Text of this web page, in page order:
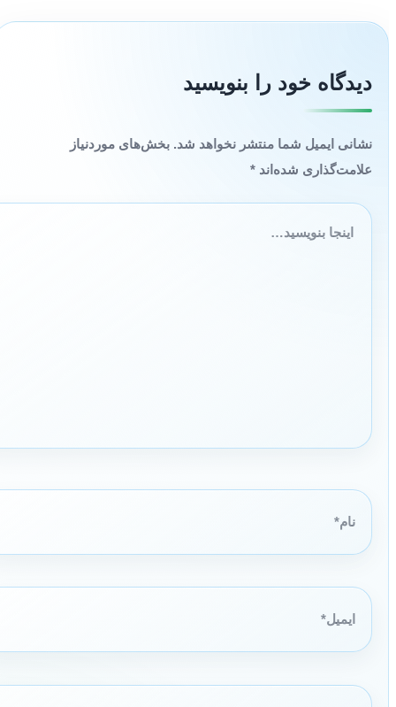
دیدگاه‌ خود را بنویسید
نشانی ایمیل شما منتشر نخواهد شد. بخش‌های موردنیاز
علامت‌گذاری شده‌اند*
اینجا
بنویسید…
نام*
ایمیل*
وبگاه